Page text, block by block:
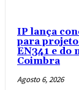
IP lança
para
EN341 e do
Coimbra
Agosto 6, 2026